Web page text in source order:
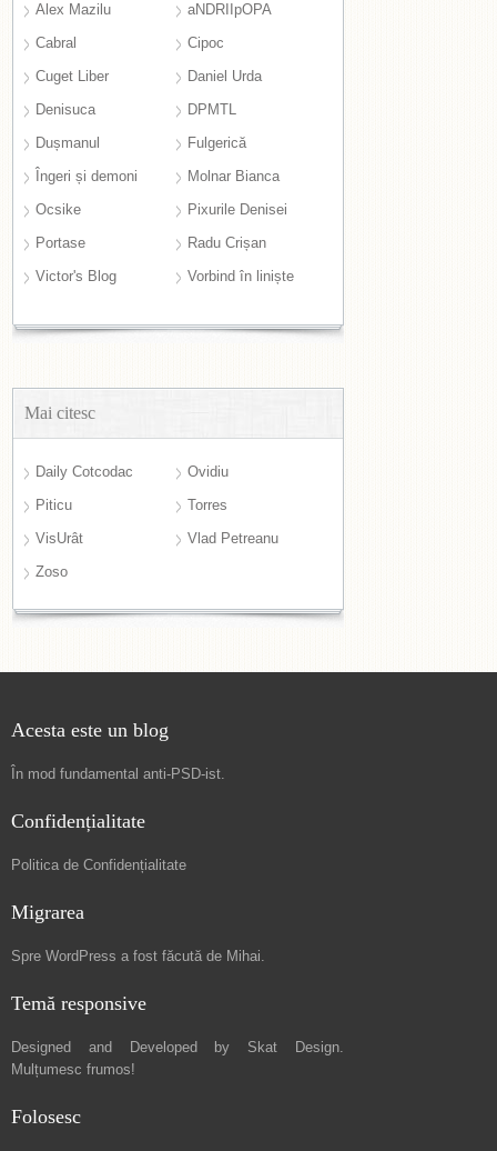
Alex Mazilu
aNDRIIpOPA
Cabral
Cipoc
Cuget Liber
Daniel Urda
Denisuca
DPMTL
Dușmanul
Fulgerică
Îngeri și demoni
Molnar Bianca
Ocsike
Pixurile Denisei
Portase
Radu Crișan
Victor's Blog
Vorbind în liniște
Mai citesc
Daily Cotcodac
Ovidiu
Piticu
Torres
VisUrât
Vlad Petreanu
Zoso
Acesta este un blog
În mod fundamental anti-PSD-ist.
Confidențialitate
Politica de Confidențialitate
Migrarea
Spre WordPress a fost făcută de Mihai.
Temă responsive
Designed and Developed by Skat Design.
Mulțumesc frumos!
Folosesc